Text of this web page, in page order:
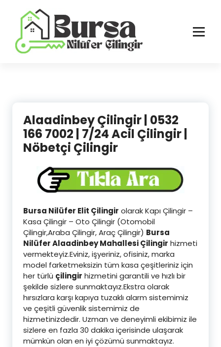
Alaadinbey Çilingir | 0532
166 7002 | 7/24 Acil Çilingir |
Nöbetçi Çilingir
Bursa Nilüfer Elit Çilingir olarak Kapı Çilingir –
Kasa Çilingir – Oto Çilingir (Otomobil
Çilingir,Araba Çilingir, Araç Çilingir) Bursa
Nilüfer Alaadinbey Mahallesi Çilingir hizmeti
vermekteyiz.Eviniz, işyeriniz, ofisiniz, marka
model farketmeksizin tüm kasa çeşitleriniz için
her türlü çilingir hizmetini garantili ve hızlı bir
şekilde sizlere sunmaktayız.Ekstra olarak
hırsızlara karşı kapıya tuzaklı alarm sistemimiz
ve çeşitli güvenlik sistemimiz de
hizmetinizdedir. Uzman ve deneyimli ekibimiz ile
sizlere en fazla 30 dakika içerisinde ulaşarak
mümkün olan en iyi çözümü sunmaktayız.